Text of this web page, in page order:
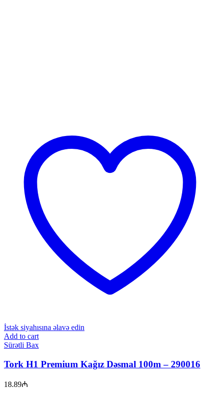
İstək siyahısına əlavə edin
Add to cart
Sürətli Bax
Tork H1 Premium Kağız Dəsmal 100m – 290016
18.89₼